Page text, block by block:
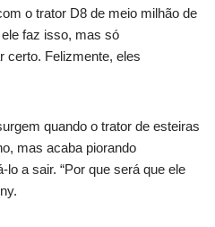
o trator D8 de meio milhão de
faz isso, mas só
certo. Felizmente, eles
quando o trator de esteiras
mas acaba piorando
a sair. “Por que será que ele